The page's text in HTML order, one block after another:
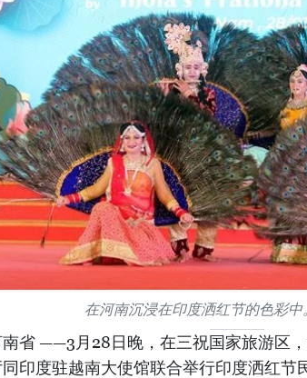
在河南沉浸在印度洒红节的色彩
省 ——3月28日晚，在三祝国家旅游区
印度驻越南大使馆联合举行印度洒红节